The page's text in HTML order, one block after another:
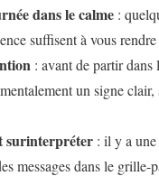
dans le calme :
suffisent à vous
: avant de partir dans
un signe clair,
surinterpréter : il y a
messages dans le grille-